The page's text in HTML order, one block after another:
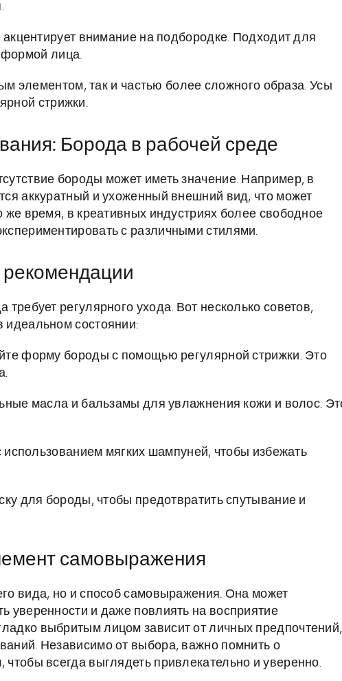
внимание на подбородке. Подходит для
формой лица.
элементом, так и частью более сложного образа. Усы
стрижки.
Борода в рабочей среде
бороды может иметь значение. Например, в
аккуратный и ухоженный внешний вид, что может
время, в креативных индустриях более свободное
с различными стилями.
регулярного ухода. Вот несколько советов,
идеальном состоянии:
форму бороды с помощью регулярной стрижки. Это
масла и бальзамы для увлажнения кожи и волос.
использованием мягких шампуней, чтобы избежать
для бороды, чтобы предотвратить спутывание и
самовыражения
вида, но и способ самовыражения. Она может
уверенности и даже повлиять на восприятие
выбритым лицом зависит от личных предпочтений,
Независимо от выбора, важно помнить о
всегда выглядеть привлекательно и уверенно.